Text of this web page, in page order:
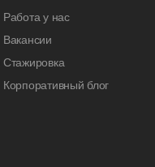
Работа у нас
Вакансии
Стажировка
Корпоративный блог